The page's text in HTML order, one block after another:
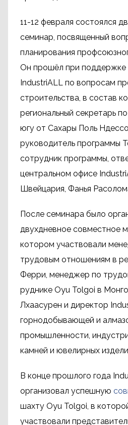
11-12 февраля состоялся
семинар, посвященный
планирования
Он прошёл при поддержке
IndustriALL по вопросам
строительства, в состав
региональный секретарь
югу от Сахары Поль
руководитель программы
сотрудник программы,
центральном офисе
Швейцария, Фанья
После семинара было
двухдневное совместное
котором участвовали
трудовым отношениям в
Ферри, менеджер по
руднике Oyu Tolgoi в
Лхаасурен и директор
горнодобывающей и
промышленности,
камней и ювелирных
В конце прошлого года
организовал успешную
шахту Oyu Tolgoi, в
участвовали